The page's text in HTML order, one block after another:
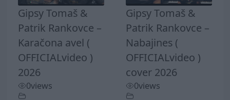
Gipsy Tomaš &
Patrik Rankovce –
Karačona avel (
OFFICIALvideo )
2026
0views
Gipsy Tomaš &
Patrik Rankovce –
Nabajines (
OFFICIALvideo )
cover 2026
0views